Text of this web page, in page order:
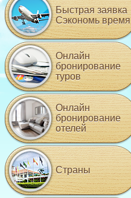
Быстрая заявка
Сэкономь время
Онлайн
бронирование
туров
Онлайн
бронирование
отелей
Страны